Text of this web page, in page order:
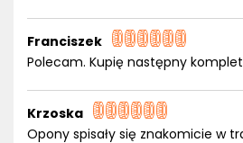
Franciszek
Polecam. Kupię następny
Krzoska
Opony spisały się znakomicie w